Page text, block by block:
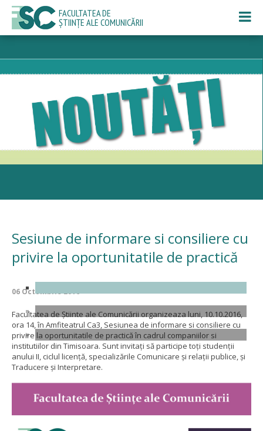
FACULTATEA DE
ȘTIINȚE ALE COMUNICĂRII
Sesiune de informare si consiliere cu
privire la oportunitatile de practică
06 Octombrie 2016
Facultatea de Știinte ale Comunicării organizeaza luni, 10.10.2016,
ora 14, în Amfiteatrul Ca3, Sesiunea de informare si consiliere cu
privire la oportunitatile de practică în cadrul companiilor si
institutiilor din Timisoara. Sunt invitați să participe toți studenții
anului II, ciclul licență, specializările Comunicare și relații publice, și
Traducere și Interpretare.